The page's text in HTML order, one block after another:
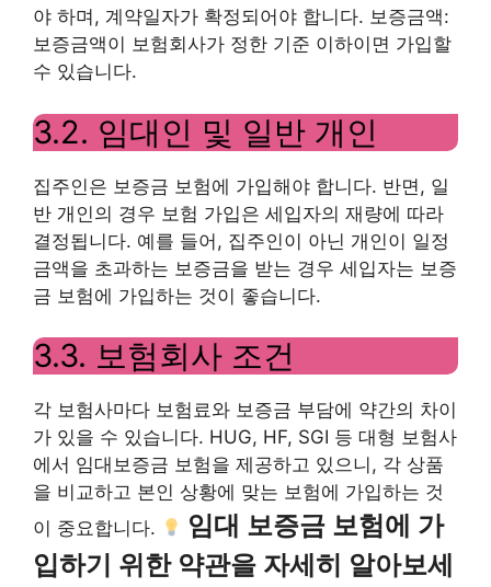
야 하며, 계약일자가 확정되어야 합니다. 보증금액:
보증금액이 보험회사가 정한 기준 이하이면 가입할
수 있습니다.
3.2. 임대인 및 일반 개인
집주인은 보증금 보험에 가입해야 합니다. 반면, 일
반 개인의 경우 보험 가입은 세입자의 재량에 따라
결정됩니다. 예를 들어, 집주인이 아닌 개인이 일정
금액을 초과하는 보증금을 받는 경우 세입자는 보증
금 보험에 가입하는 것이 좋습니다.
3.3. 보험회사 조건
각 보험사마다 보험료와 보증금 부담에 약간의 차이
가 있을 수 있습니다. HUG, HF, SGI 등 대형 보험사
에서 임대보증금 보험을 제공하고 있으니, 각 상품
을 비교하고 본인 상황에 맞는 보험에 가입하는 것
이 중요합니다.
임대 보증금 보험에 가
입하기 위한 약관을 자세히 알아보세